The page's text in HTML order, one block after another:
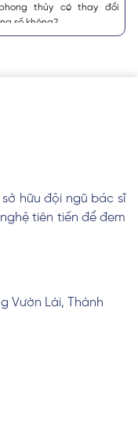
thủy có thay đổi
số không?
hình xăm dán tạm thời
nhà
sở hữu đội ngũ bác sĩ
tiên tiến để đem
Vườn Lài, Thành